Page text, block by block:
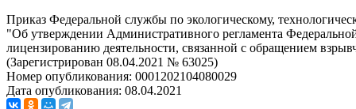
Приказ Федеральной службы по экологическому,
"Об утверждении Административного регламента
лицензированию деятельности, связанной с обращением
(Зарегистрирован 08.04.2021 № 63025)
Номер опубликования: 0001202104080029
Дата опубликования: 08.04.2021